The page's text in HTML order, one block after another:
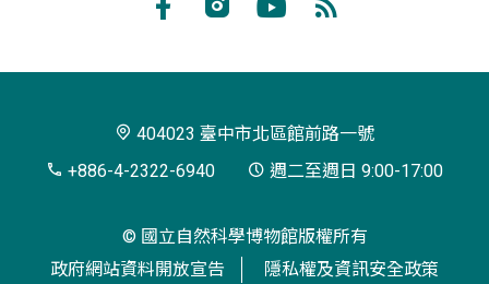
博
閱
404023 臺中市北區館前路一號
+886-4-2322-6940
週二至週日 9:00-17:00
© 國立自然科學博物館版權所有
政府網站資料開放宣告
隱私權及資訊安全政策